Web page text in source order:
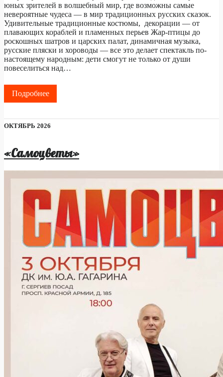
юных зрителей в волшебный мир, где возможны самые
невероятные чудеса — в мир традиционных русских сказок.
Удивительные традиционные костюмы, декорации — от
плавающих кораблей и пламенных перьев Жар-птицы до
роскошных шатров и царских палат, динамичная музыка,
русские пляски и хороводы — все это делает спектакль по-
настоящему народным: дети смогут не только от души
повеселиться над…
Подробнее
ОКТЯБРЬ 2026
«Самоцветы»